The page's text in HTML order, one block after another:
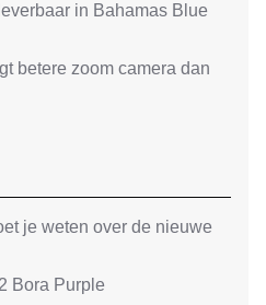
in Bahamas Blue
betere zoom camera dan
je weten over de nieuwe
Bora Purple